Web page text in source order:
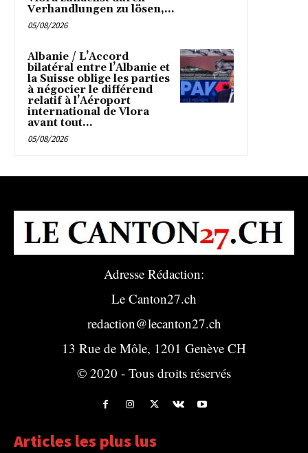
Verhandlungen zu lösen,...
05/08/2026
Albanie / L’Accord
bilatéral entre l’Albanie et
la Suisse oblige les parties
à négocier le différend
relatif à l’Aéroport
international de Vlora
avant tout...
05/08/2026
Adresse Rédaction:
Le Canton27.ch
redaction@lecanton27.ch
13 Rue de Môle, 1201 Genève CH
© 2020 - Tous droits réservés
Articles les plus lus